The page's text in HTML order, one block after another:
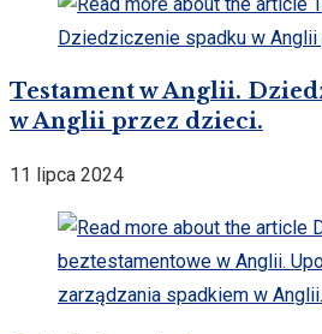
Testament w Anglii.
w Anglii przez dzieci.
11 lipca 2024